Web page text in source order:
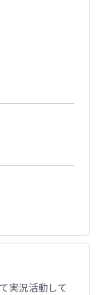
実況活動して